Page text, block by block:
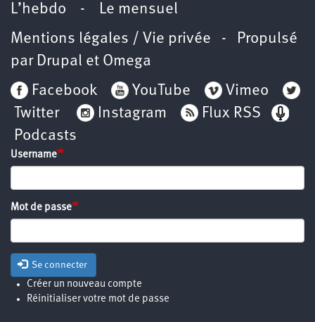
L’hebdo - Le mensuel
Mentions légales / Vie privée - Propulsé
par Drupal et Omega
Facebook
YouTube
Vimeo
Twitter
Instagram
Flux RSS
Podcasts
Username
Mot de passe
Se connecter
Créer un nouveau compte
Réinitialiser votre mot de passe